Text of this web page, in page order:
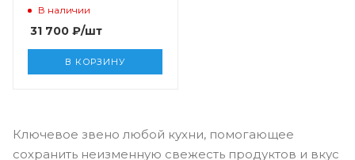
В наличии
31 700 ₽/шт
В КОРЗИНУ
Ключевое звено любой кухни, помогающее
сохранить неизменную свежесть продуктов и вкус